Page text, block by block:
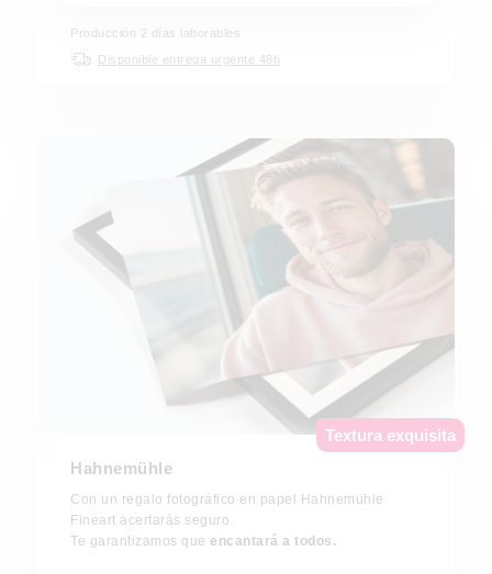
Producción 2 días laborables
Disponible entrega urgente 48h
Textura exquisita
Hahnemühle
Con un regalo fotográfico en papel Hahnemühle
Fineart acertarás seguro.
Te garantizamos que encantará a todos.